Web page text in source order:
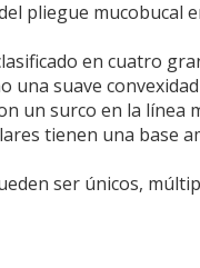
pliegue mucobucal
en cuatro
una suave
un surco en la
tienen una base
ser únicos,